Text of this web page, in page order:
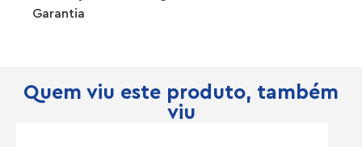
Garantia
Quem viu este produto, também
viu